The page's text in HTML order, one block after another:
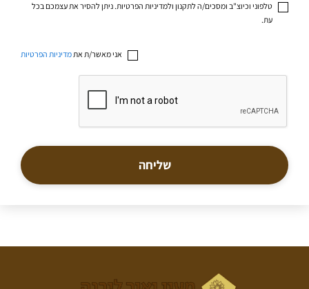
טלפוני וכיוצ"ב ומסכים/ה לתקנון ולמדיניות הפרטיות. ניתן להסיר את עצמכם בכל
עת.
אני מאשר/ת אתמדיניות הפרטיות
שליחה